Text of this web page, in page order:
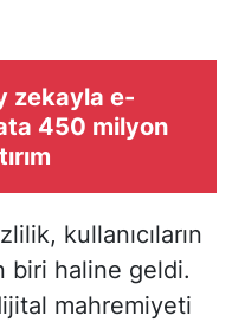
zekayla e-
450 milyon
kullanıcıların
biri haline geldi.
mahremiyeti